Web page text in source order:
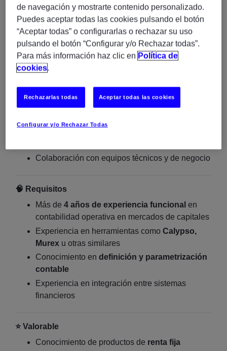
💼 ¿Qué harás?
Definición y revisión deplanes contables
asociados a operativa de mercados
Análisis de eventos contables generados en
Parametrización y ajuste delplan contable
Colaboración con equipos técnicos y de negocio
🧠 Requisitos
Más de 4 años de experiencia funcional en
contabilidad operativa en mercados de capitales
Experiencia en herramientas como Calypso,
Murex u otras similares
Conocimiento en definición y parametrización
contable
Experiencia en integración entre sistemas
financieros
⭐Valorable
Conocimiento de productos de renta fija
de navegación y mostrarte contenido personalizado.
Puedes aceptar todas las cookies pulsando el botón
“Aceptar todas” o configurarlas o rechazar su uso
pulsando el botón “Configurar y/o Rechazar todas”.
Para más información haz clic en Política de
cookies.
Configurar y/o Rechazar Todas
Rechazarlas todas Aceptar todas las cookies